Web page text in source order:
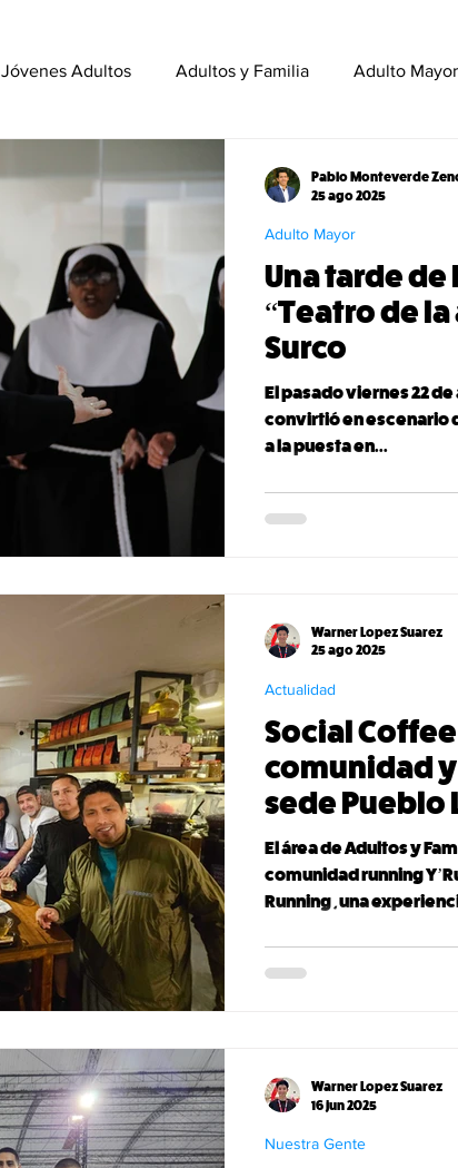
Jóvenes Adultos Adultos y Familia Adulto Mayor
Programas Internacionales
Una tarde
“Teatro de la
Surco
El pasado viernes 22 de
convirtió en escenario
a la puesta en...
Adulto Mayor
Pablo Monteverde
25 ago 2025
Social
comunidad
sede Pueblo
El área de Adultos y
comunidad running
Running , una
Actualidad
Warner Lopez Suarez
25 ago 2025
Nuestra Gente
Warner Lopez Suarez
16 jun 2025